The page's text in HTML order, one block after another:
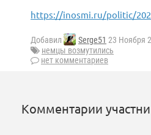
https://inosmi.ru/politic/
Добавил Serge51 23 Ноября
немцы возмутились
нет комментариев
Комментарии